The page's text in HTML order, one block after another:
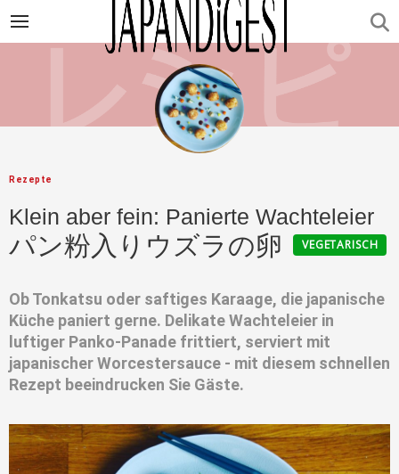
Rezepte
Klein aber fein: Panierte Wachteleier
パン粉入りウズラの卵 VEGETARISCH
Ob Tonkatsu oder saftiges Karaage, die japanische
Küche paniert gerne. Delikate Wachteleier in
luftiger Panko-Panade frittiert, serviert mit
japanischer Worcestersauce - mit diesem schnellen
Rezept beeindrucken Sie Gäste.